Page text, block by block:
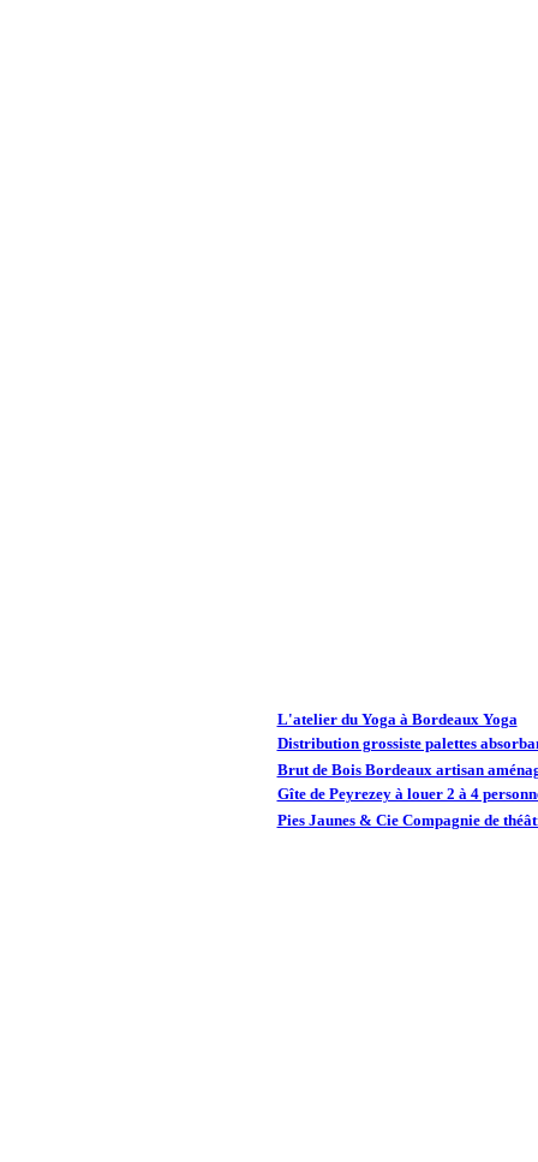
L'atelier du Yoga à Bordeaux Yoga
Distribution grossiste palettes
Brut de Bois Bordeaux artisan
Gîte de Peyrezey à louer 2 à 4
Pies Jaunes & Cie Compagnie de